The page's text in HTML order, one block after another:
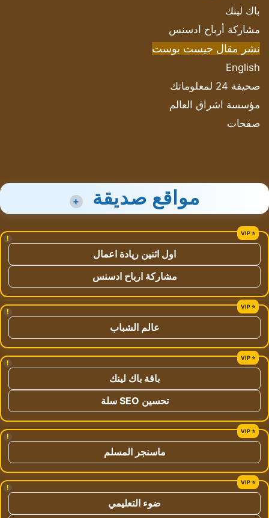
باك لينك
مشاركة أرباح ادسنس
نشر مقال جيست بوست
English
صحيفة 24 لمعلوماتك
مؤسسة اشراق العالم
صفحات
مواقع صديقة +
!
اول اثنين ريادة اعمال
مشاركة ارباح ادسنس
!
عالم الشباب
!
باقة باك لينك
تحسين SEO سلة
!
ماسنجر المسلم
!
ضوء التعليمي